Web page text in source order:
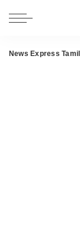
News Express Tamil